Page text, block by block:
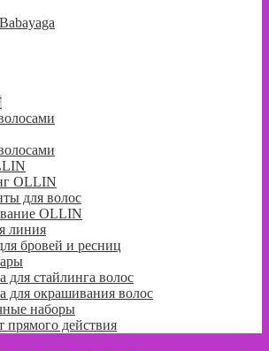
OLLIN
для волос
OLLIN
линия
бровей и ресниц
для стайлинга волос
для окрашивания волос
наборы
прямого действия